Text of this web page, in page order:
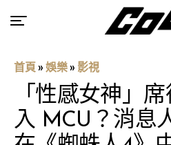
首頁 » 娛樂 » 影視
「性感女神」
入 MCU？消息